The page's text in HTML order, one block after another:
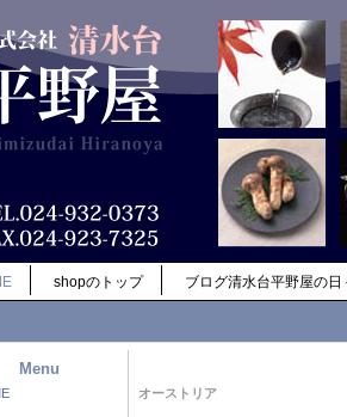
shopのトップ ブログ清水台平野屋の日
Menu
オーストリア